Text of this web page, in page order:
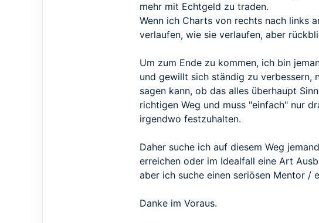
mehr mit Echtgeld zu traden.
Wenn ich Charts von rechts nach links
verlaufen, wie sie verlaufen, aber
Um zum Ende zu kommen, ich bin
und gewillt sich ständig zu verbessern,
sagen kann, ob das alles überhaupt
richtigen Weg und muss "einfach" nur
irgendwo festzuhalten.
Daher suche ich auf diesem Weg
erreichen oder im Idealfall eine Art
aber ich suche einen seriösen Mentor /
Danke im Voraus.